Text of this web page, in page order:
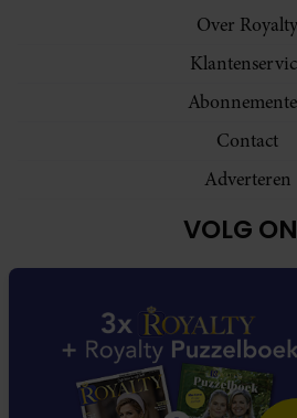
Over Royalty
Contact
Adverteren
VOLG
Royalty participeert in diverse affiliate